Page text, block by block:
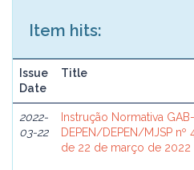
Item hits:
Issue
Date
Title
2022-
03-22
Instrução Normativa GAB-
DEPEN/DEPEN/MJSP nº
de 22 de março de 2022